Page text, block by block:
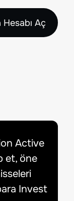
Aç
Active
et, öne
Invest